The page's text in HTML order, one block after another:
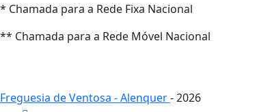
* Chamada para a Rede Fixa Nacional
** Chamada para a Rede Móvel Nacional
Freguesia de Ventosa - Alenquer- 2026